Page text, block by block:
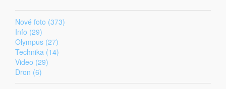
Nové foto (373)
Info (29)
Olympus (27)
Technika (14)
Video (29)
Dron (6)